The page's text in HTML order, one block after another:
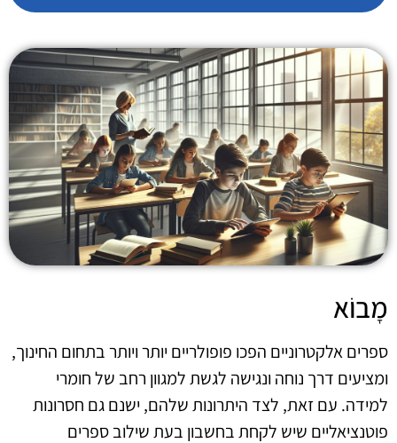
מָבוֹא
ספרים אלקטרוניים הפכו פופולריים יותר ויותר בתחום החינוך,
ומציעים דרך נוחה ונגישה לגשת למגוון רחב של חומרי
למידה. עם זאת, לצד היתרונות שלהם, ישנם גם חסרונות
פוטנציאליים שיש לקחת בחשבון בעת שילוב ספרים